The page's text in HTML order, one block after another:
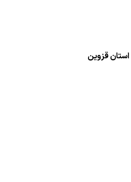
قزوین